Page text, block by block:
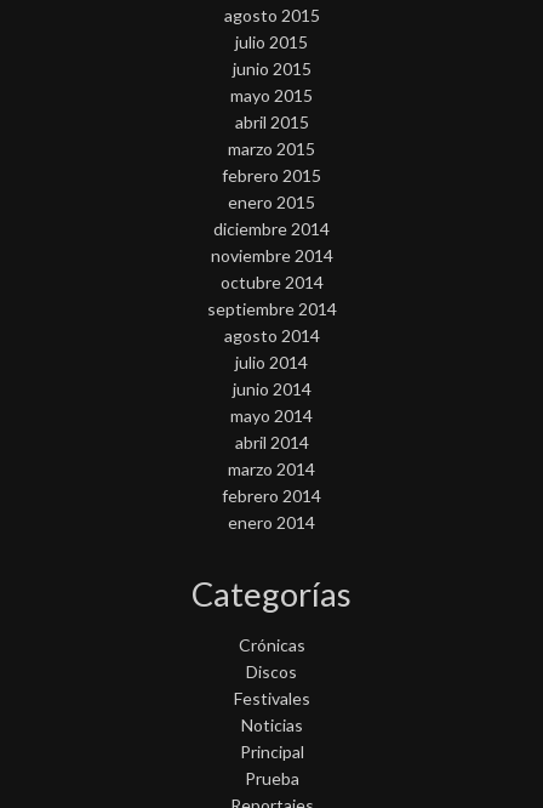
agosto 2015
julio 2015
junio 2015
mayo 2015
abril 2015
marzo 2015
febrero 2015
enero 2015
diciembre 2014
noviembre 2014
octubre 2014
septiembre 2014
agosto 2014
julio 2014
junio 2014
mayo 2014
abril 2014
marzo 2014
febrero 2014
enero 2014
Categorías
Crónicas
Discos
Festivales
Noticias
Principal
Prueba